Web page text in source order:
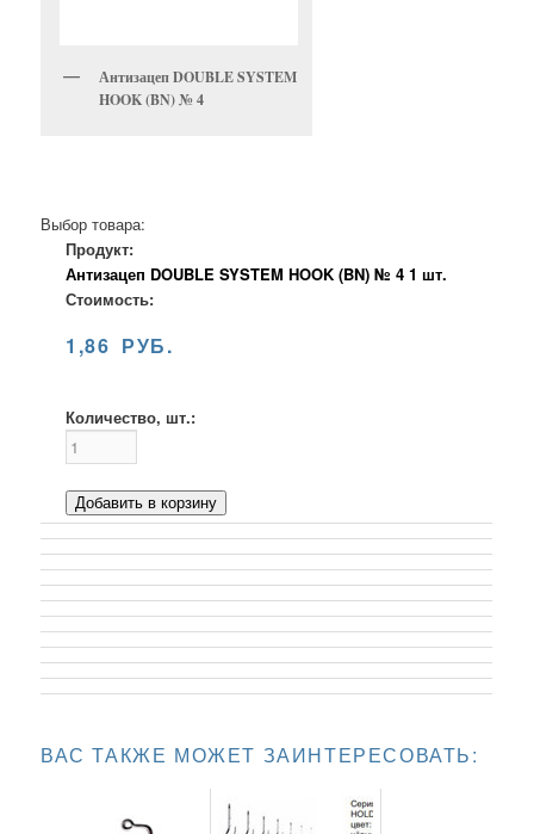
Антизацеп DOUBLE SYSTEM
HOOK (BN) № 4
Выбор товара:
Продукт:
Антизацеп DOUBLE SYSTEM HOOK (BN) № 4 1 шт.
Стоимость:
1,86 РУБ.
Количество, шт.:
Добавить в корзину
ВАС ТАКЖЕ МОЖЕТ ЗАИНТЕРЕСОВАТЬ: